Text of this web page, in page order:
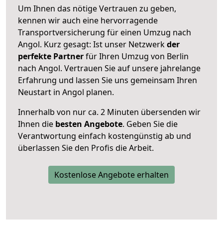
Um Ihnen das nötige Vertrauen zu geben,
kennen wir auch eine hervorragende
Transportversicherung für einen Umzug nach
Angol. Kurz gesagt: Ist unser Netzwerkder
perfekte Partnerfür Ihren Umzug von Berlin
nach Angol. Vertrauen Sie auf unsere jahrelange
Erfahrung und lassen Sie uns gemeinsam Ihren
Neustart in Angol planen.
Innerhalb von nur ca. 2 Minuten übersenden wir
Ihnen die besten Angebote. Geben Sie die
Verantwortung einfach kostengünstig ab und
überlassen Sie den Profis die Arbeit.
Kostenlose Angebote erhalten